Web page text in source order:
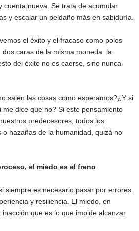
cuenta nueva. Se trata de acumular
y escalar un peldaño más en sabiduría.
el éxito y el fracaso como polos
caras de la misma moneda: la
del éxito no es caerse, sino nunca
salen las cosas como esperamos?¿Y si
me dice que no? Si este pensamiento
predecesores, todos los
o hazañas de la humanidad, quizá no
el miedo es el freno
siempre es necesario pasar por errores.
y resiliencia. El miedo, en
que es lo que impide alcanzar